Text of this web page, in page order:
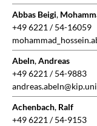
Abbas Beigi,
+49 6221 / 54-16059
Abeln,Andreas
+49 6221 / 54-9883
Achenbach, Ralf
+49 6221 / 54-9153